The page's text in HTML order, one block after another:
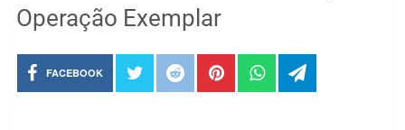
Operação Exemplar
FACEBOOK